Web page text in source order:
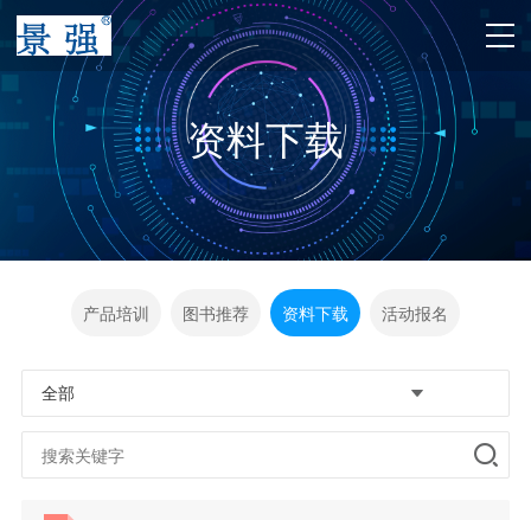
资料下载
产品培训 图书推荐 资料下载 活动报名